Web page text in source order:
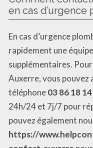
en cas d’urgence
En cas d’urgence
rapidement une
supplémentaires.
Auxerre, vous pouvez
téléphone03 86 18
24h/24 et 7j/7 pour
pouvez également
https://